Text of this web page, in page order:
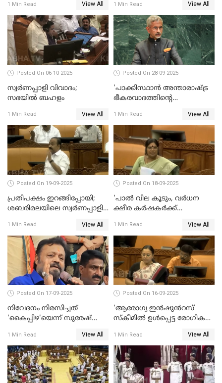
അടിച്ചുമാറ്റാനാണെന്ന്
സംശയമുണ്ട്'; വി ഡി
സതീശൻ
1 Min Read View All
ടി.കെ.രാജഗോപാല്‍
1 Min Read View All
Posted On 06-10-2025
സ്വർണപ്പാളി വിവാദം;
സഭയിൽ ബഹളം
1 Min Read View All
Posted On 28-09-2025
'പാക്കിസ്ഥാന്‍ അന്താരാഷ്ട്ര
ഭീകരവാദത്തിന്റെ
ജയശങ്കര്‍
1 Min Read View All
Posted On 19-09-2025
പ്രതിപക്ഷം ഇറങ്ങിപ്പോയി;
ശബരിമലയിലെ സ്വർണപ്പാളി
പ്രമേയത്തിന് അനുമതിയില്ല
WATCH VIDEO
1 Min Read View All
Posted On 18-09-2025
'പാൽ വില കൂടും, വർധന
ക്ഷീര കർഷകർക്ക്
ജെ ചിഞ്ചുറാണി
1 Min Read View All
Posted On 17-09-2025
നിവേദനം നിരസിച്ചത്
'കൈപ്പിഴ'യെന്ന് സുരേഷ്
1 Min Read View All
Posted On 16-09-2025
'ആരോഗ്യ ഇൻഷുൻറസ്
സ്കീമിൽ ഉൾപ്പെട്ട രോഗികൾ
വാങ്ങി നൽകേണ്ട സാഹചര്യം
ഇല്ല'; വീണ ജോർജ് WATCH
VIDEO
1 Min Read View All